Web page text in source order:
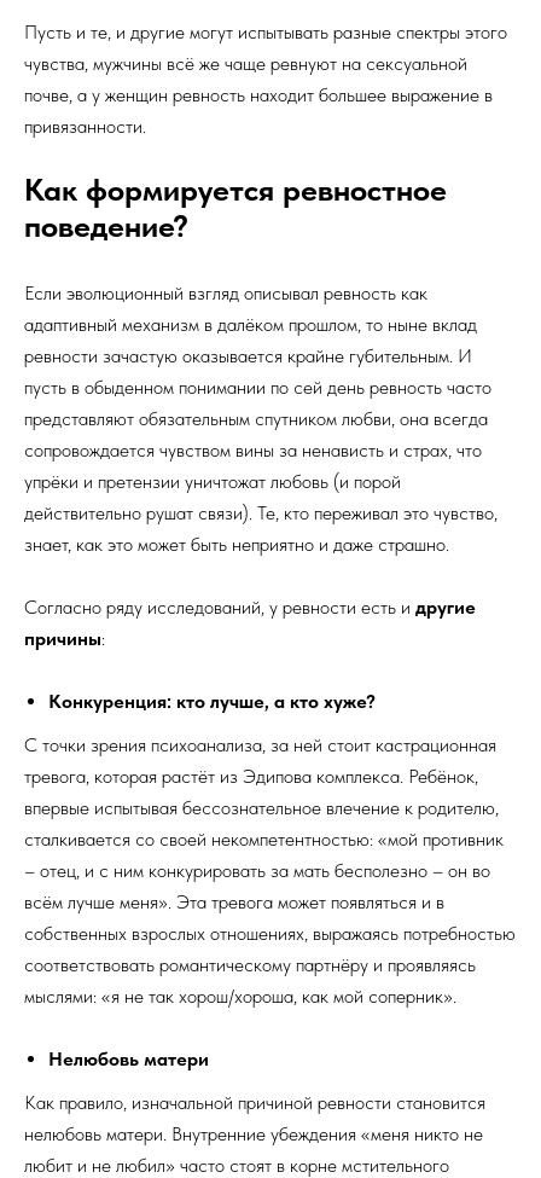
Пусть и те, и другие могут испытывать разные спектры этого
чувства, мужчины всё же чаще ревнуют на сексуальной
почве, а у женщин ревность находит большее выражение в
привязанности.
Как формируется ревностное
поведение?
Если эволюционный взгляд описывал ревность как
адаптивный механизм в далёком прошлом, то ныне вклад
ревности зачастую оказывается крайне губительным. И
пусть в обыденном понимании по сей день ревность часто
представляют обязательным спутником любви, она всегда
сопровождается чувством вины за ненависть и страх, что
упрёки и претензии уничтожат любовь (и порой
действительно рушат связи). Те, кто переживал это чувство,
знает, как это может быть неприятно и даже страшно.
Согласно ряду исследований, у ревности есть и другие
причины:
Конкуренция: кто лучше, а кто хуже?
С точки зрения психоанализа, за ней стоит кастрационная
тревога, которая растёт из Эдипова комплекса. Ребёнок,
впервые испытывая бессознательное влечение к родителю,
сталкивается со своей некомпетентностью: «мой противник
– отец, и с ним конкурировать за мать бесполезно – он во
всём лучше меня». Эта тревога может появляться и в
собственных взрослых отношениях, выражаясь потребностью
соответствовать романтическому партнёру и проявляясь
мыслями: «я не так хорош/хороша, как мой соперник».
Нелюбовь матери
Как правило, изначальной причиной ревности становится
нелюбовь матери. Внутренние убеждения «меня никто не
любит и не любил» часто стоят в корне мстительного